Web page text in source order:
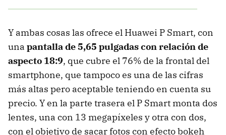
Y ambas cosas las ofrece el Huawei P Smart, con
una pantalla de 5,65 pulgadas con relación de
aspecto 18:9, que cubre el 76% de la frontal del
smartphone, que tampoco es una de las cifras
más altas pero aceptable teniendo en cuenta su
precio. Y en la parte trasera el P Smart monta dos
lentes, una con 13 megapíxeles y otra con dos,
con el objetivo de sacar fotos con efecto bokeh